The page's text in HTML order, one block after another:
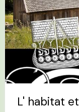
L' habitat